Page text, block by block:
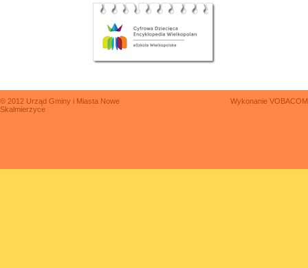
© 2012 Urząd Gminy i Miasta Nowe
Skalmierzyce
Wykonanie VOBACOM